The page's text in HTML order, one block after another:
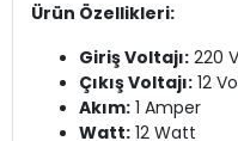
Ürün Özellikleri:
Giriş Voltajı: 220
Çıkış Voltajı: 12
Akım: 1 Amper
Watt: 12 Watt